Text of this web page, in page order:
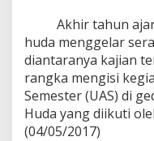
Akhir tahun
huda menggelar
diantaranya kajian
rangka mengisi
Semester (UAS) di
Huda yang diikuti
(04/05/2017)